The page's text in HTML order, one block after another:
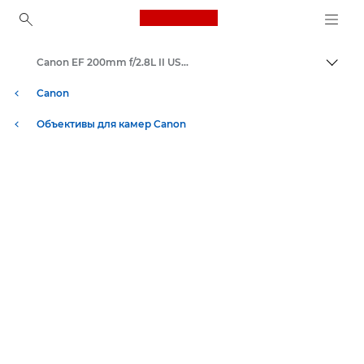
Canon Logo, back to
Canon
Объективы для камер Canon
Canon EF 200mm f/2.8L II USM - Объективы - Камера и фотообъективы